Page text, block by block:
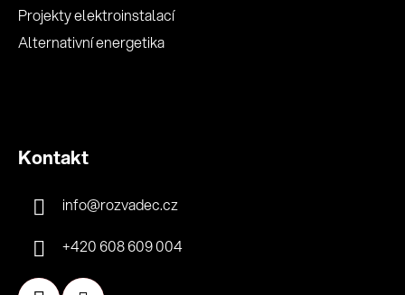
Projekty elektroinstalací
Alternativní energetika
Kontakt
info@rozvadec.cz
+420 608 609 004